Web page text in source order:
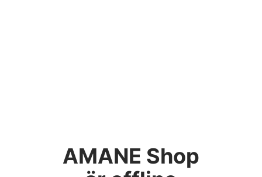
AMANE Shop